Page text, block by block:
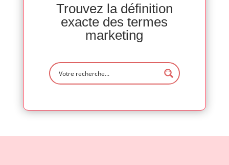
Trouvez la définition
exacte des termes
marketing